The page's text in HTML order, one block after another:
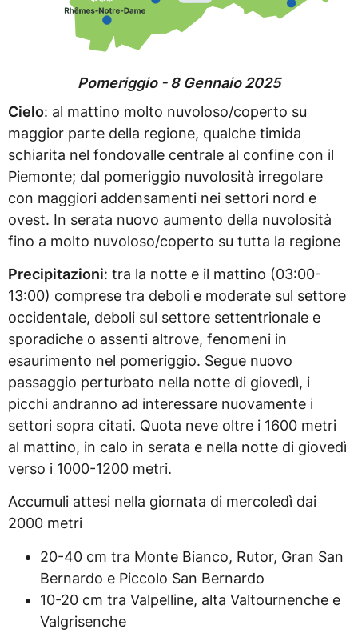
Pomeriggio - 8 Gennaio 2025
Cielo: al mattino molto nuvoloso/coperto su
maggior parte della regione, qualche timida
schiarita nel fondovalle centrale al confine con il
Piemonte; dal pomeriggio nuvolosità irregolare
con maggiori addensamenti nei settori nord e
ovest. In serata nuovo aumento della nuvolosità
fino a molto nuvoloso/coperto su tutta la regione
Precipitazioni: tra la notte e il mattino (03:00-
13:00) comprese tra deboli e moderate sul settore
occidentale, deboli sul settore settentrionale e
sporadiche o assenti altrove, fenomeni in
esaurimento nel pomeriggio. Segue nuovo
passaggio perturbato nella notte di giovedì, i
picchi andranno ad interessare nuovamente i
settori sopra citati. Quota neve oltre i 1600 metri
al mattino, in calo in serata e nella notte di giovedì
verso i 1000-1200 metri.
Accumuli attesi nella giornata di mercoledì dai
2000 metri
20-40 cm tra Monte Bianco, Rutor, Gran San
Bernardo e Piccolo San Bernardo
10-20 cm tra Valpelline, alta Valtournenche e
Valgrisenche